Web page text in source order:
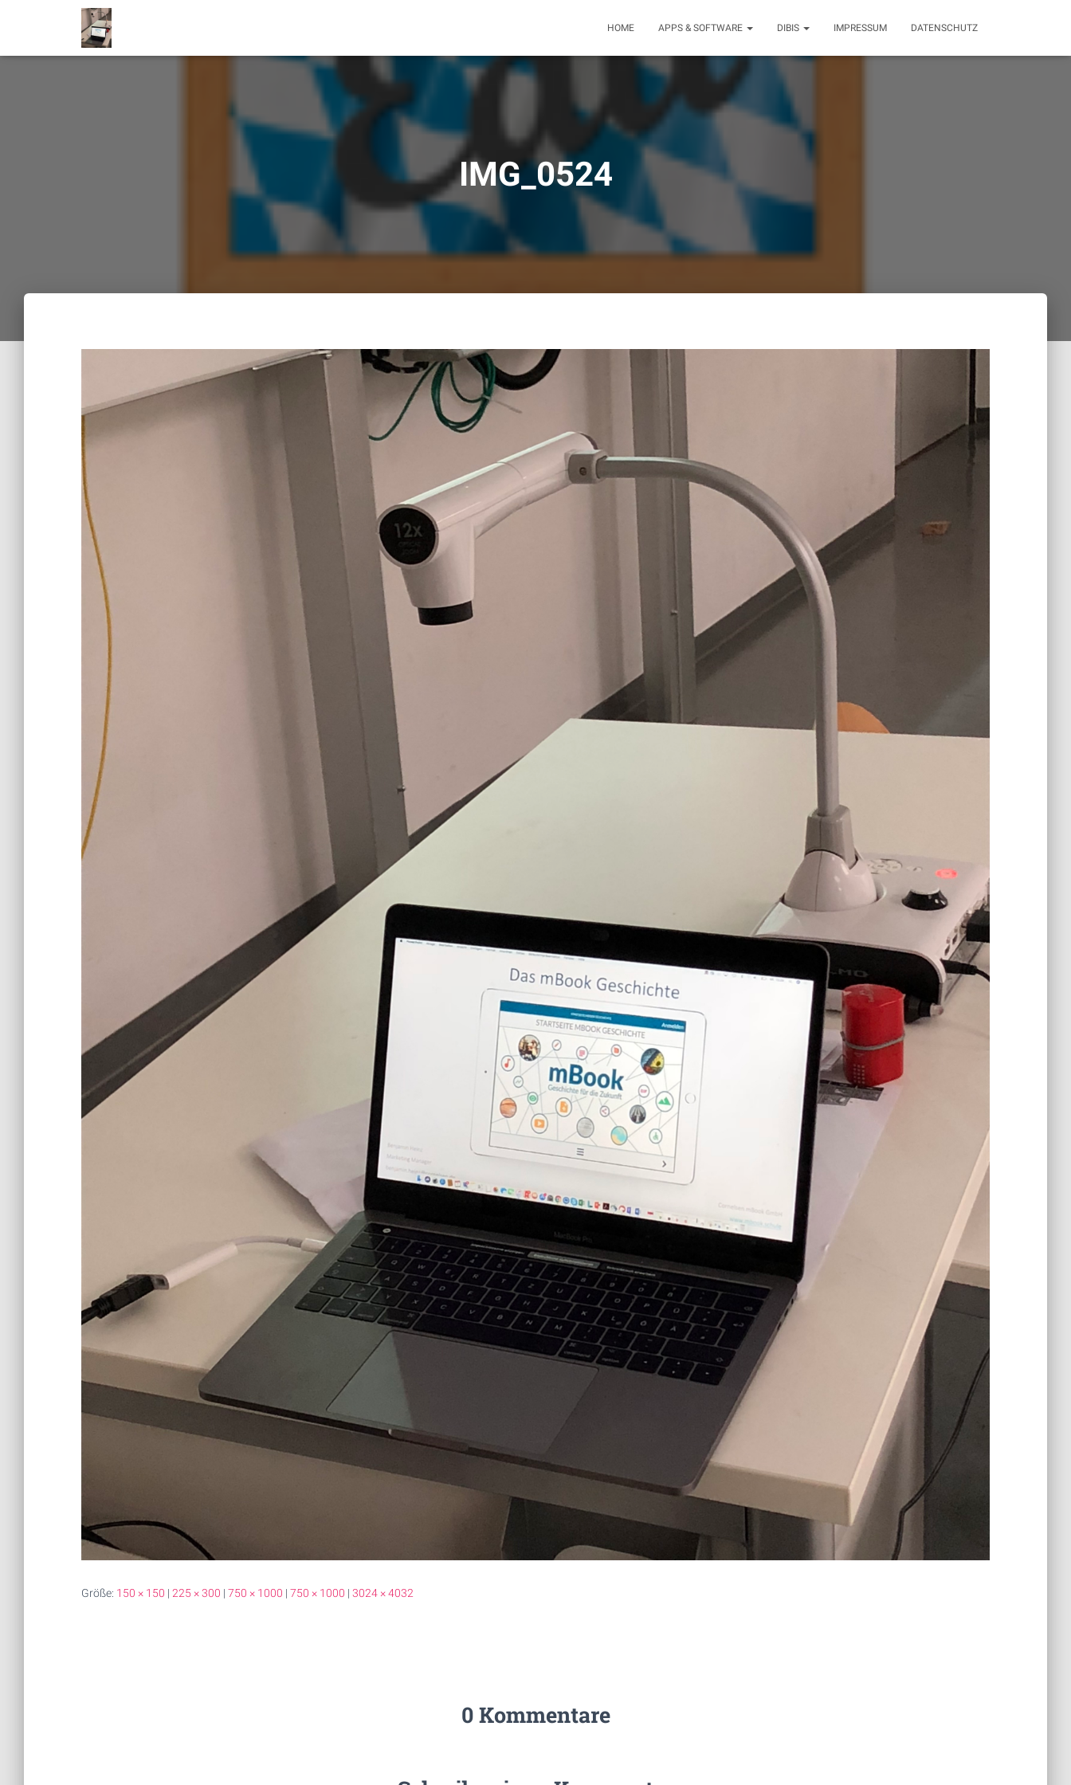
HOME APPS & SOFTWARE DIBIS IMPRESSUM DATENSCHUTZ
IMG_0524
Größe: 150 × 150 | 225 × 300 | 750 × 1000 | 750 × 1000 | 3024 × 4032
0 Kommentare